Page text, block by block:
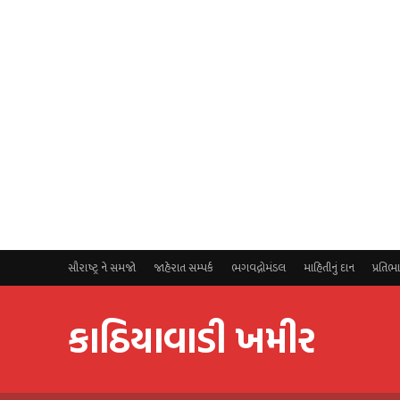
સૌરાષ્ટ્ર ને સમજો જાહેરાત સમ્પર્ક ભગવદ્ગોમંડલ માહિતીનું દાન
કાઠિયાવાડી ખમીર